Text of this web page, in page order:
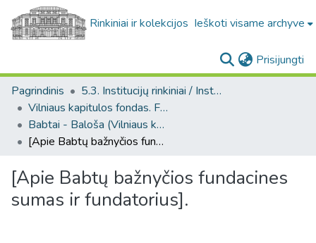
Rinkiniai ir kolekcijos Ieškoti visame archyve
Prisijungti
Pagrindinis
5.3. Institucijų rinkiniai / Institutional collections
Vilniaus kapitulos fondas. F43
Babtai - Baloša (Vilniaus kapitulos fondas. F43. Bažnytinės valdos)
[Apie Babtų bažnyčios fundacines sumas ir fundatorius].
[Apie Babtų bažnyčios fundacines
sumas ir fundatorius].